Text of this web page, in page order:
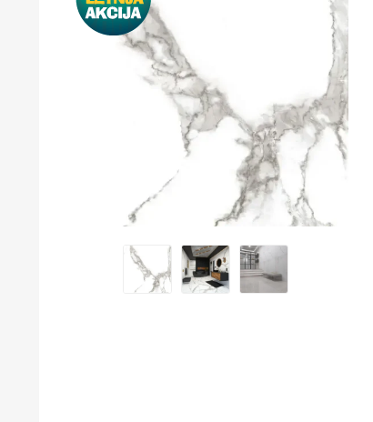
SANITARIJE
PODNE I ZIDNE OBLOGE
LAJSNE ZA PLOČICE
ALATI ZA KERAMIKU